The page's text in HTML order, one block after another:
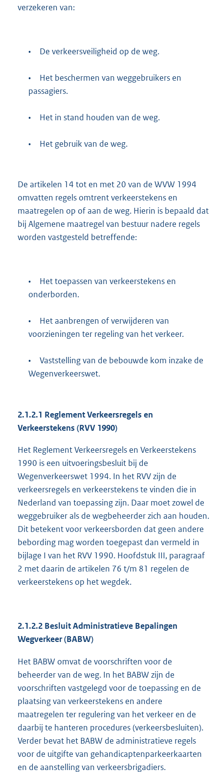
verzekeren van:
• De verkeersveiligheid op de weg.
•
Het beschermen van weggebruikers en
passagiers.
• Het in stand houden van de weg.
• Het gebruik van de weg.
De artikelen 14 tot en met 20 van de WVW 1994
omvatten regels omtrent verkeerstekens en
maatregelen op of aan de weg. Hierin is bepaald dat
bij Algemene maatregel van bestuur nadere regels
worden vastgesteld betreffende:
•
Het toepassen van verkeerstekens en
onderborden.
•
Het aanbrengen of verwijderen van
voorzieningen ter regeling van het verkeer.
•
Vaststelling van de bebouwde kom inzake de
Wegenverkeerswet.
2.1.2.1 Reglement Verkeersregels en
Verkeerstekens (RVV 1990)
Het Reglement Verkeersregels en Verkeerstekens
1990 is een uitvoeringsbesluit bij de
Wegenverkeerswet 1994. In het RVV zijn de
verkeersregels en verkeerstekens te vinden die in
Nederland van toepassing zijn. Daar moet zowel de
weggebruiker als de wegbeheerder zich aan houden.
Dit betekent voor verkeersborden dat geen andere
bebording mag worden toegepast dan vermeld in
bijlage I van het RVV 1990. Hoofdstuk III, paragraaf
2 met daarin de artikelen 76 t/m 81 regelen de
verkeerstekens op het wegdek.
2.1.2.2 Besluit Administratieve Bepalingen
Wegverkeer (BABW)
Het BABW omvat de voorschriften voor de
beheerder van de weg. In het BABW zijn de
voorschriften vastgelegd voor de toepassing en de
plaatsing van verkeerstekens en andere
maatregelen ter regulering van het verkeer en de
daarbij te hanteren procedures (verkeersbesluiten).
Verder bevat het BABW de administratieve regels
voor de uitgifte van gehandicaptenparkeerkaarten
en de aanstelling van verkeersbrigadiers.